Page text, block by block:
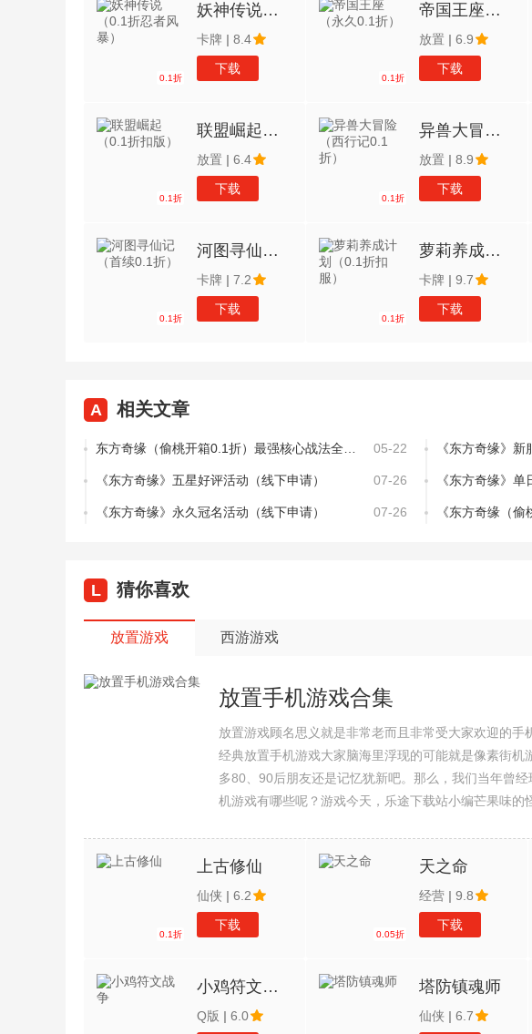
0.1折
妖神传说（0.1折忍者风暴）
卡牌 | 8.4
下载
0.1折
帝国王座（永久0.1折）
放置 | 6.9
下载
0.1折
联盟崛起（0.1折扣版）
放置 | 6.4
下载
0.1折
异兽大冒险（西行记0.1折）
放置 | 8.9
下载
0.1折
河图寻仙记（首续0.1折）
卡牌 | 7.2
下载
0.1折
萝莉养成计划（0.1折扣服）
卡牌 | 9.7
下载
A 相关文章
05-22
《东方奇缘》五星好评活动（线下申请） 07-26 《东方奇缘》单
《东方奇缘》永久冠名活动（线下申请） 07-26
L 猜你喜欢
放置游戏 西游游戏
放置手机游戏合集
放置游戏顾名思义就是非常老而且非常受大家欢迎的手
经典放置手机游戏大家脑海里浮现的可能就是像素街机
多80、90后朋友还是记忆犹新吧。那么，我们当年曾
机游戏有哪些呢？游戏今天，乐途下载站小编芒果味的
0.1折
上古修仙
仙侠 | 6.2
下载
0.05折
天之命
经营 | 9.8
下载
小鸡符文战争
Q版 | 6.0
塔防镇魂师
仙侠 | 6.7